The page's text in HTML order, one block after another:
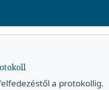
a protokollig.